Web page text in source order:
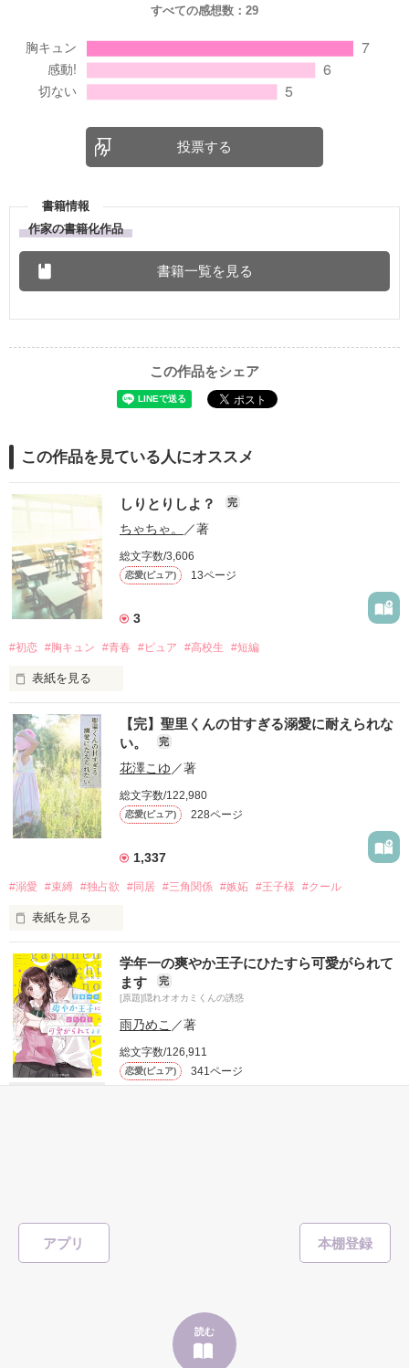
アプリ
読む
すべての感想数： 29
投票する
書籍情報
作家の書籍化作品
書籍一覧を見る
この作品をシェア
この作品を見ている人にオススメ
しりとりしよ？ 完
ちゃちゃ。 ／著
総文字数/3,606
恋愛(ピュア) 13ページ
3
#初恋 #胸キュン #青春 #ピュア #高校生 #短編
表紙を見る
「しりとりしよー」
その一言で世界が動き出す。
✩°·*✩°·*✩°·*✩°·*✩°·*
――おちゃめなお調子者――
――不器用な太陽人間――
*·遠藤 隼人·*
❲endou hayato❳
*
°'
【完】聖里くんの甘すぎる溺愛に耐えられな
い。
完
花澤こゆ／著
総文字数/122,980
恋愛(ピュア) 228ページ
1,337
#溺愛 #束縛 #独占欲 #同居 #三角関係 #嫉妬 #王子様 #クール
表紙を見る
榛名くんは、表情を崩さないのがいいんだって。
学年一の爽やか王子にひたすら可愛がられて
ます
完
[原題]隠れオオカミくんの誘惑
雨乃めこ ／著
総文字数/126,911
恋愛(ピュア) 341ページ
ひとりぼっちで地味な私の前に